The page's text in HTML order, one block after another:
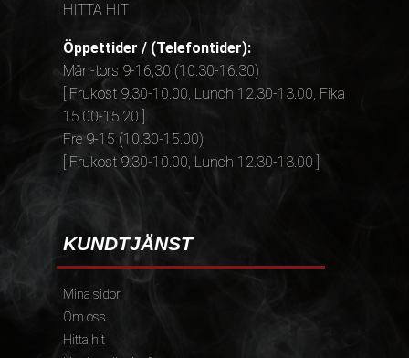
HITTA HIT
Öppettider / (Telefontider):
Mån-tors 9-16,30 (10.30-16.30)
[ Frukost 9.30-10.00, Lunch 12.30-13.00, Fika
15.00-15.20 ]
Fre 9-15 (10.30-15.00)
[ Frukost 9.30-10.00, Lunch 12.30-13.00 ]
KUNDTJÄNST
Mina sidor
Om oss
Hitta hit